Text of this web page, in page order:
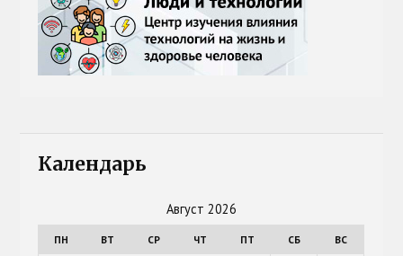
Календарь
Август 2026
ПН ВТ СР ЧТ ПТ СБ ВС